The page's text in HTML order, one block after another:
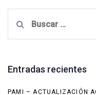
Entradas recientes
PAMI – ACTUALIZACIÓN